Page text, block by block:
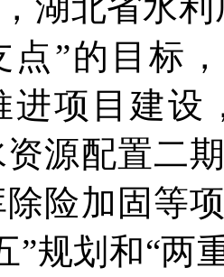
点”的目标
进项目建设
源配置二
险加固等
”规划和“两